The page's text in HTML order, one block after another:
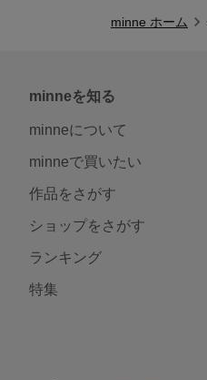
minne ホーム
minneを知る
minneについて
minneで買いたい
作品をさがす
ショップをさがす
ランキング
特集